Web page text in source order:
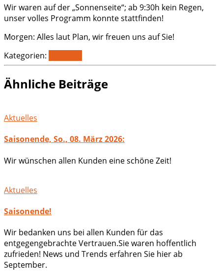
Wir waren auf der „Sonnenseite“; ab 9:30h kein Regen,
unser volles Programm konnte stattfinden!
Morgen: Alles laut Plan, wir freuen uns auf Sie!
Kategorien:
Ähnliche Beiträge
Aktuelles
Saisonende, So., 08. März 2026:
Wir wünschen allen Kunden eine schöne Zeit!
Aktuelles
Saisonende!
Wir bedanken uns bei allen Kunden für das
entgegengebrachte Vertrauen.Sie waren hoffentlich
zufrieden! News und Trends erfahren Sie hier ab
September.